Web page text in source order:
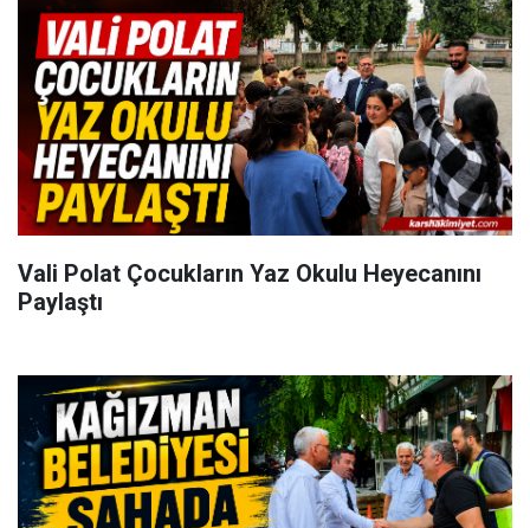
Vali Polat Çocukların Yaz Okulu Heyecanını
Paylaştı